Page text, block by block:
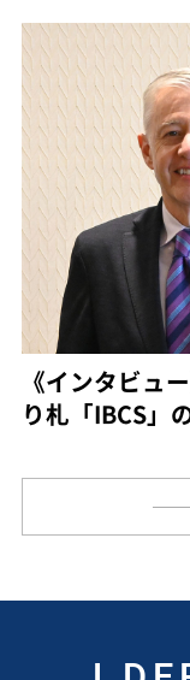
《インタビュ
り札「IBCS」